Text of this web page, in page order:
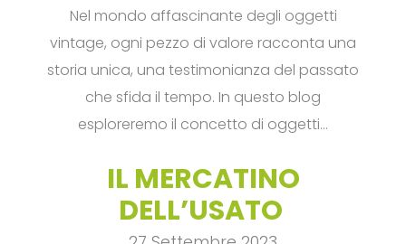
Nel mondo affascinante degli oggetti
vintage, ogni pezzo di valore racconta una
storia unica, una testimonianza del passato
che sfida il tempo. In questo blog
esploreremo il concetto di oggetti…
IL MERCATINO
DELL’USATO